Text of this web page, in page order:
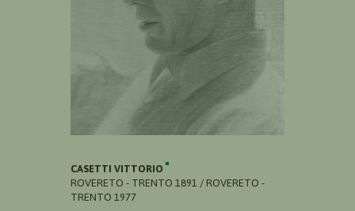
CASETTI VITTORIO
ROVERETO - TRENTO 1891 / ROVERETO -
TRENTO 1977